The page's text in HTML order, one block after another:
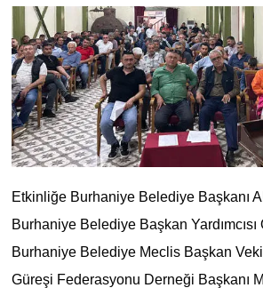
Etkinliğe Burhaniye Belediye Başkanı
Burhaniye Belediye Başkan
Burhaniye Belediye Meclis Başkan
Güreşi Federasyonu Derneği Başkanı